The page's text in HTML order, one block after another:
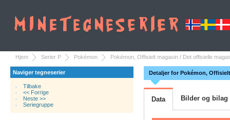
Hjem Serier P Pokémon Pokémon, Offisielt magasin / Det offisielle
Naviger tegneserier
Tilbake
<< Forrige
Neste >>
Seriegruppe
Detaljer for Pokémon,
Data Bilder og bilag